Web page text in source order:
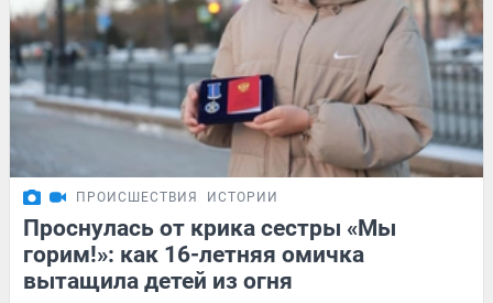
ПРОИСШЕСТВИЯ ИСТОРИИ
Проснулась от крика сестры «Мы
горим!»: как 16-летняя омичка
вытащила детей из огня